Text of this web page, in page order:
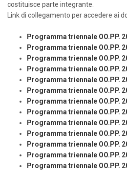
costituisce parte integrante.
Link di collegamento per accedere ai
Programma triennale OO.PP.
Programma triennale OO.PP.
Programma triennale OO.PP.
Programma triennale OO.PP.
Programma triennale OO.PP.
Programma triennale OO.PP.
Programma triennale OO.PP.
Programma triennale OO.PP.
Programma triennale OO.PP.
Programma triennale OO.PP.
Programma triennale OO.PP.
Programma triennale OO.PP.
Programma triennale OO.PP.